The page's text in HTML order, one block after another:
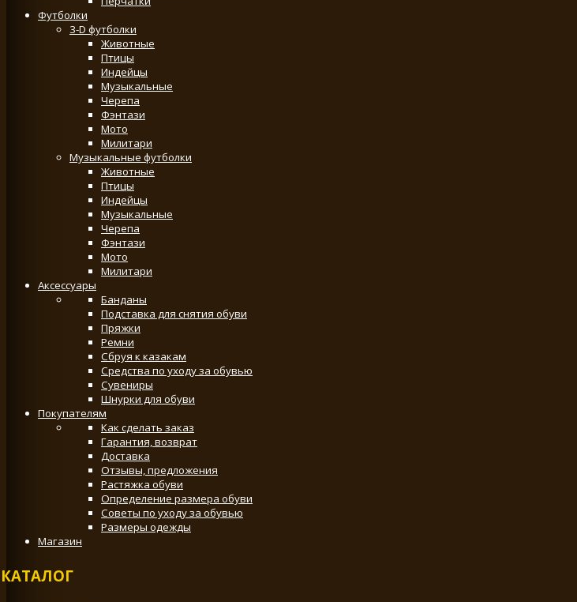
Футболки
3-D футболки
Животные
Птицы
Индейцы
Музыкальные
Черепа
Фэнтази
Мото
Милитари
Музыкальные футболки
Животные
Птицы
Индейцы
Музыкальные
Черепа
Фэнтази
Мото
Милитари
Аксессуары
Банданы
Подставка для снятия обуви
Пряжки
Ремни
Сбруя к казакам
Средства по уходу за обувью
Сувениры
Шнурки для обуви
Покупателям
Как сделать заказ
Гарантия, возврат
Доставка
Отзывы, предложения
Растяжка обуви
Определение размера обуви
Советы по уходу за обувью
Размеры одежды
Магазин
КАТАЛОГ